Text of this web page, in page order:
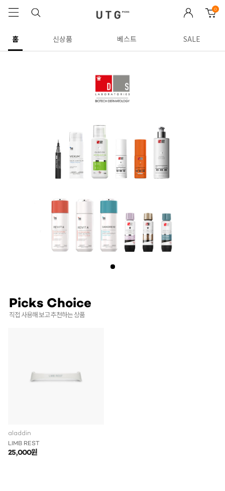
0
홈 신상품 베스트 SALE
Picks Choice
직접 사용해 보고 추천하는 상품
aladdin
LIMB REST
25,000원